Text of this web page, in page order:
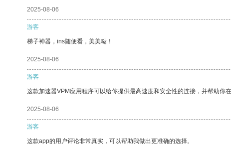
2025-08-06
游客
梯子神器，ins随便看，美美哒！
2025-08-06
游客
这款加速器VPM应用程序可以给你提供最高速度和安全性的连接，并帮助你在
2025-08-06
游客
这款app的用户评论非常真实，可以帮助我做出更准确的选择。